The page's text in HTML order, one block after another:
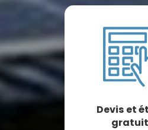
Devis et